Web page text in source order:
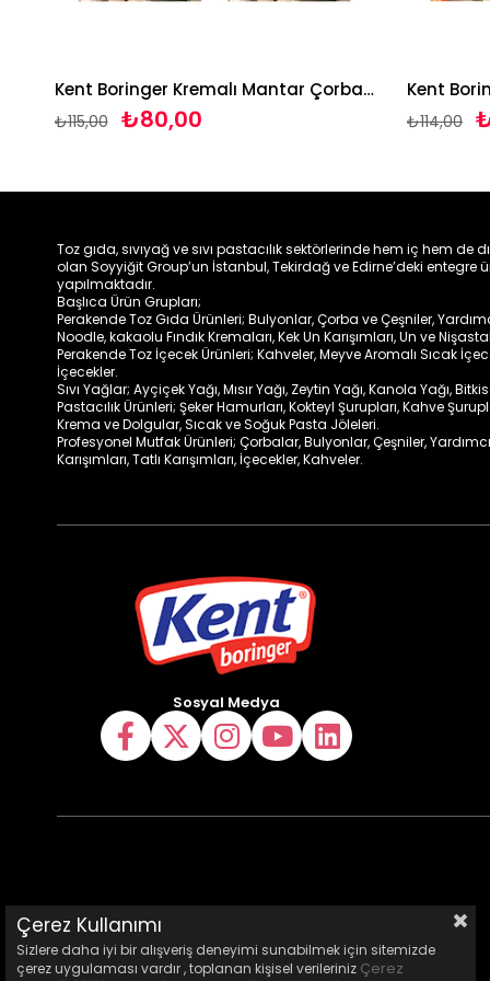
Kent Boringer Kremalı Mantar Çorbası 62g*3 adet
₺80,00
₺115,00 ₺114,00
Toz gıda, sıvıyağ ve sıvı pastacılık sektörlerinde hem iç hem de
olan Soyyiğit Group’un İstanbul, Tekirdağ ve Edirne’deki entegre
yapılmaktadır.
Başlıca Ürün Grupları;
Perakende Toz Gıda Ürünleri; Bulyonlar, Çorba ve Çeşniler,
Noodle, kakaolu Fındık Kremaları, Kek Un Karışımları, Un ve
Perakende Toz İçecek Ürünleri; Kahveler, Meyve Aromalı Sıcak
İçecekler.
Sıvı Yağlar; Ayçiçek Yağı, Mısır Yağı, Zeytin Yağı, Kanola Yağı,
Pastacılık Ürünleri; Şeker Hamurları, Kokteyl Şurupları, Kahve
Krema ve Dolgular, Sıcak ve Soğuk Pasta Jöleleri.
Profesyonel Mutfak Ürünleri; Çorbalar, Bulyonlar, Çeşniler,
Karışımları, Tatlı Karışımları, İçecekler, Kahveler.
Sosyal Medya
Çerez Kullanımı
Sizlere daha iyi bir alışveriş deneyimi sunabilmek için sitemizde
çerez uygulaması vardır , toplanan kişisel verileriniz Çerez